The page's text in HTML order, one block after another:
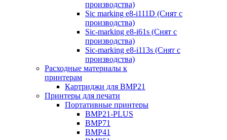
производства)
Sic marking e8-i111D (Снят с
производства)
Sic-marking e8-i61s (Снят с
производства)
Sic-marking e8-i113s (Снят с
производства)
Расходные материалы к
принтерам
Картриджи для BMP21
Принтеры для печати
Портативные принтеры
BMP21-PLUS
BMP71
BMP41